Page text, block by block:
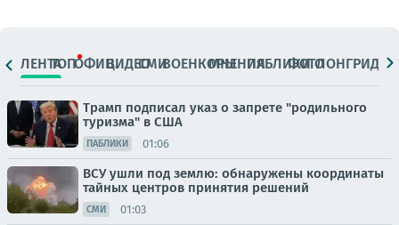
ЛЕНТАТОПОФИЦ.ВИДЕОСМИВОЕНКОРЫМНЕНИЯПАБЛИКИ
ФОТОЛОНГРИДЫ
Трамп подписал указ о запрете "родильного
туризма" в США
ПАБЛИКИ 01:06
ВСУ ушли под землю: обнаружены координаты
тайных центров принятия решений
СМИ 01:03